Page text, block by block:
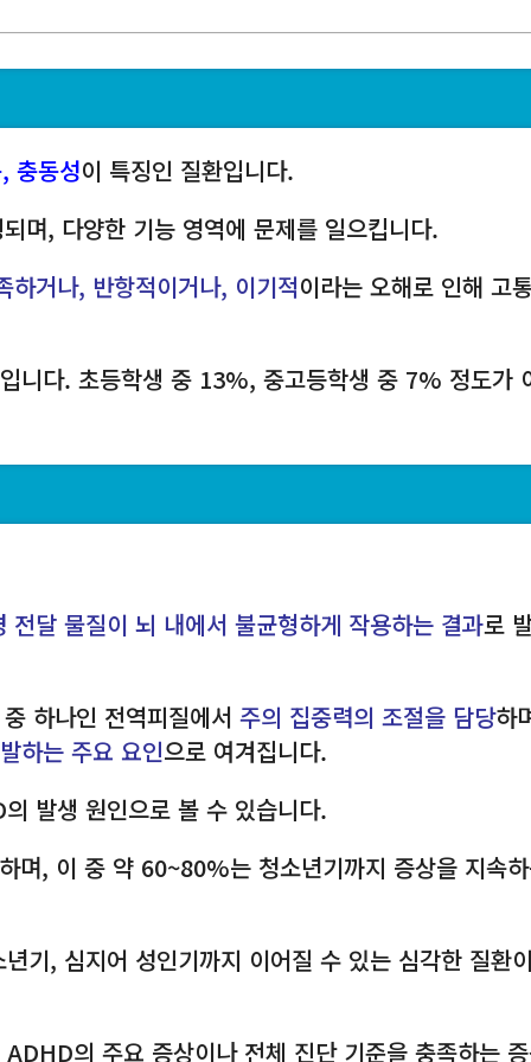
충동성이 특징인 질환입니다.
며, 다양한 기능 영역에 문제를 일으킵니다.
하거나, 반항적이거나, 이기적이라는 오해로 인해 고
니다. 초등학생 중 13%, 중고등학생 중 7% 정도가
달 물질이 뇌 내에서 불균형하게 작용하는 결과로
하나인 전역피질에서 주의 집중력의 조절을 담당하
하는 주요 요인으로 여겨집니다.
발생 원인으로 볼 수 있습니다.
, 이 중 약 60~80%는 청소년기까지 증상을 지속
기, 심지어 성인기까지 이어질 수 있는 심각한 질환
의 주요 증상이나 전체 진단 기준을 충족하는